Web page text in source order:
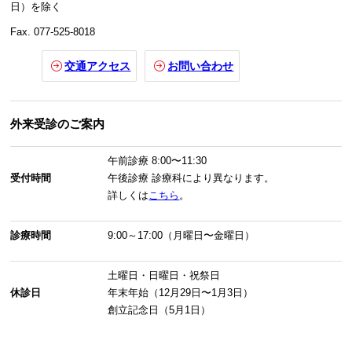
日）を除く
Fax. 077-525-8018
交通アクセス お問い合わせ
外来受診のご案内
受付時間
午前診療8:00〜11:30
午後診療診療科により異なります。
詳しくはこちら 。
診療時間 9:00～17:00（月曜日〜金曜日）
休診日
土曜日・日曜日・祝祭日
年末年始（12月29日〜1月3日）
創立記念日（5月1日）